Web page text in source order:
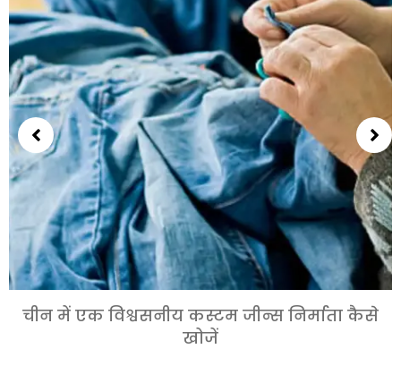
चीन में एक विश्वसनीय कस्टम जीन्स निर्माता कैसे
खोजें